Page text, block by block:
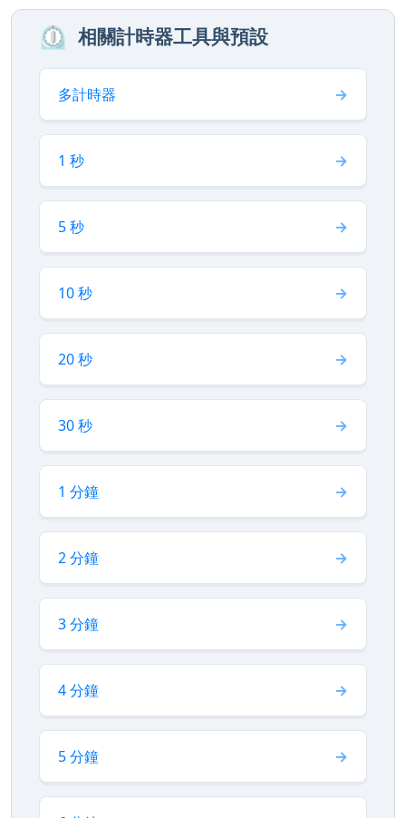
⏲️ 相關計時器工具與預設
多計時器
1 秒
5 秒
10 秒
20 秒
30 秒
1 分鐘
2 分鐘
3 分鐘
4 分鐘
5 分鐘